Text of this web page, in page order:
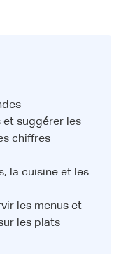
et suggérer les
chiffres
la cuisine et les
les menus et
les plats